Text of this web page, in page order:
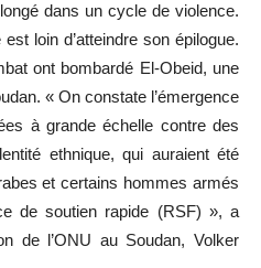
dans un cycle de violence.
loin d’atteindre son épilogue.
ont bombardé El-Obeid, une
« On constate l’émergence
à grande échelle contre des
ethnique, qui auraient été
et certains hommes armés
de soutien rapide (RSF) », a
de l’ONU au Soudan, Volker